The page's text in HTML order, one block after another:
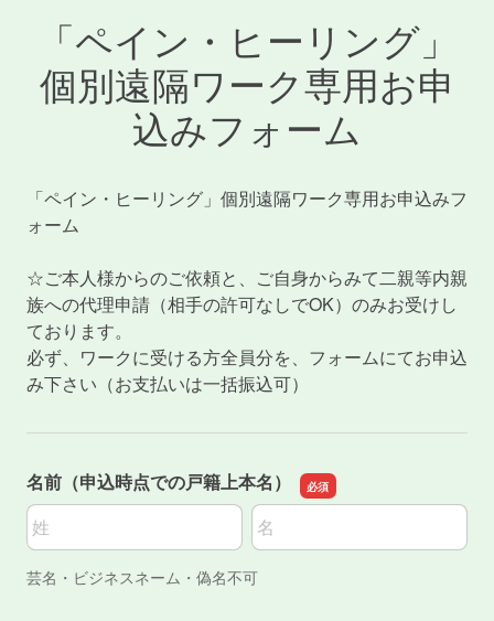
「ペイン・ヒーリング」
個別遠隔ワーク専用お申
込みフォーム
「ペイン・ヒーリング」個別遠隔ワーク専用お申込みフ
ォーム
☆ご本人様からのご依頼と、ご自身からみて二親等内親
族への代理申請（相手の許可なしでOK）のみお受けし
ております。
必ず、ワークに受ける方全員分を、フォームにてお申込
み下さい（お支払いは一括振込可）
名前（申込時点での戸籍上本名）
名前の姓
名前の名
芸名・ビジネスネーム・偽名不可